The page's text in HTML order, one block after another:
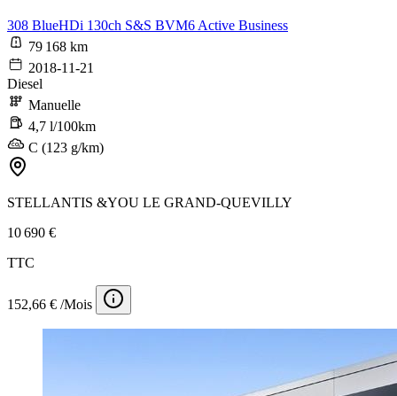
308 BlueHDi 130ch S&S BVM6 Active Business
79 168 km
2018-11-21
Diesel
Manuelle
4,7 l/100km
C (123 g/km)
STELLANTIS &YOU LE GRAND-QUEVILLY
10 690 €
TTC
152,66 € /Mois